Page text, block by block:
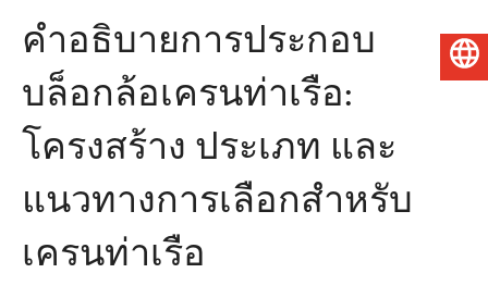
คำอธิบายการประกอบ
บล็อกล้อเครนท่าเรือ:
โครงสร้าง ประเภท และ
แนวทางการเลือกสำหรับ
เครนท่าเรือ
ไทย